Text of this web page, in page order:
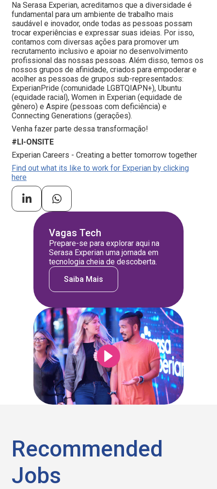
Na Serasa Experian, acreditamos que a diversidade é
fundamental para um ambiente de trabalho mais
saudável e inovador, onde todas as pessoas possam
trocar experiências e expressar suas ideias. Por isso,
contamos com diversas ações para promover um
recrutamento inclusivo e apoiar no desenvolvimento
profissional das nossas pessoas. Além disso, temos os
nossos grupos de afinidade, criados para empoderar e
acolher as pessoas de grupos sub-representados:
ExperianPride (comunidade LGBTQIAPN+), Ubuntu
(equidade racial), Women in Experian (equidade de
gênero) e Aspire (pessoas com deficiência) e
Connecting Generations (gerações).
Venha fazer parte dessa transformação!
#LI-ONSITE
Experian Careers - Creating a better tomorrow together
Find out what its like to work for Experian by clicking
here
Vagas Tech
Prepare-se para explorar aqui na
Serasa Experian uma jornada em
tecnologia cheia de descoberta.
Saiba Mais
Recommended
Jobs